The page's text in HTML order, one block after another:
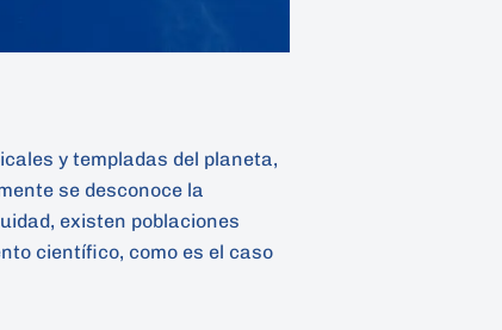
y templadas del planeta,
se desconoce la
existen poblaciones
científico, como es el caso